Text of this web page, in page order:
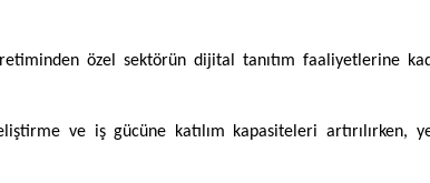
özel sektörün dijital tanıtım faaliyetlerine
ve iş gücüne katılım kapasiteleri artırılırken,